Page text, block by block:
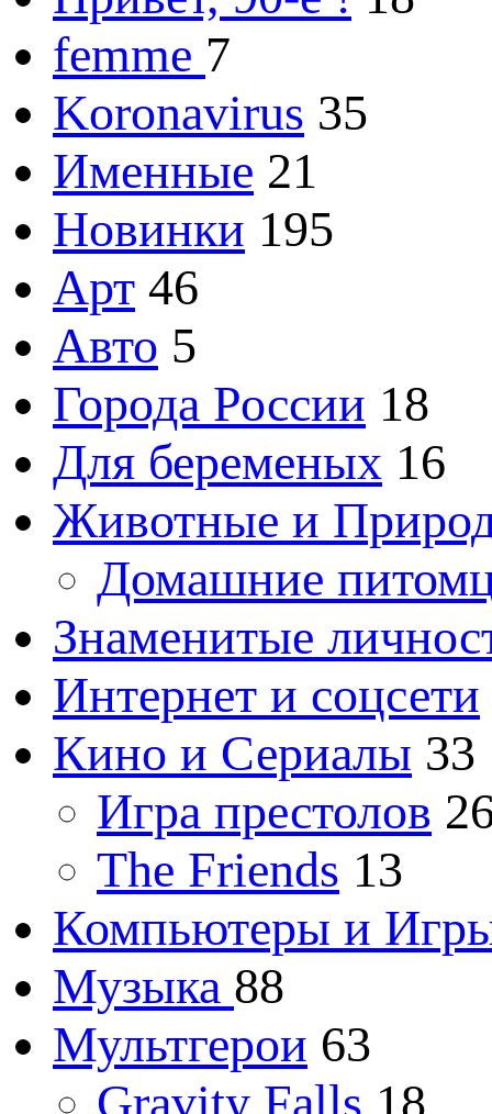
femme 7
Koronavirus 35
Именные 21
Новинки 195
Арт 46
Авто 5
Города России 18
Для беременых 16
Животные и
Домашние
Знаменитые
Интернет и соцсети
Кино и Сериалы 33
Игра престолов
The Friends 13
Компьютеры и
Музыка 88
Мультгерои 63
Gravity Falls 18